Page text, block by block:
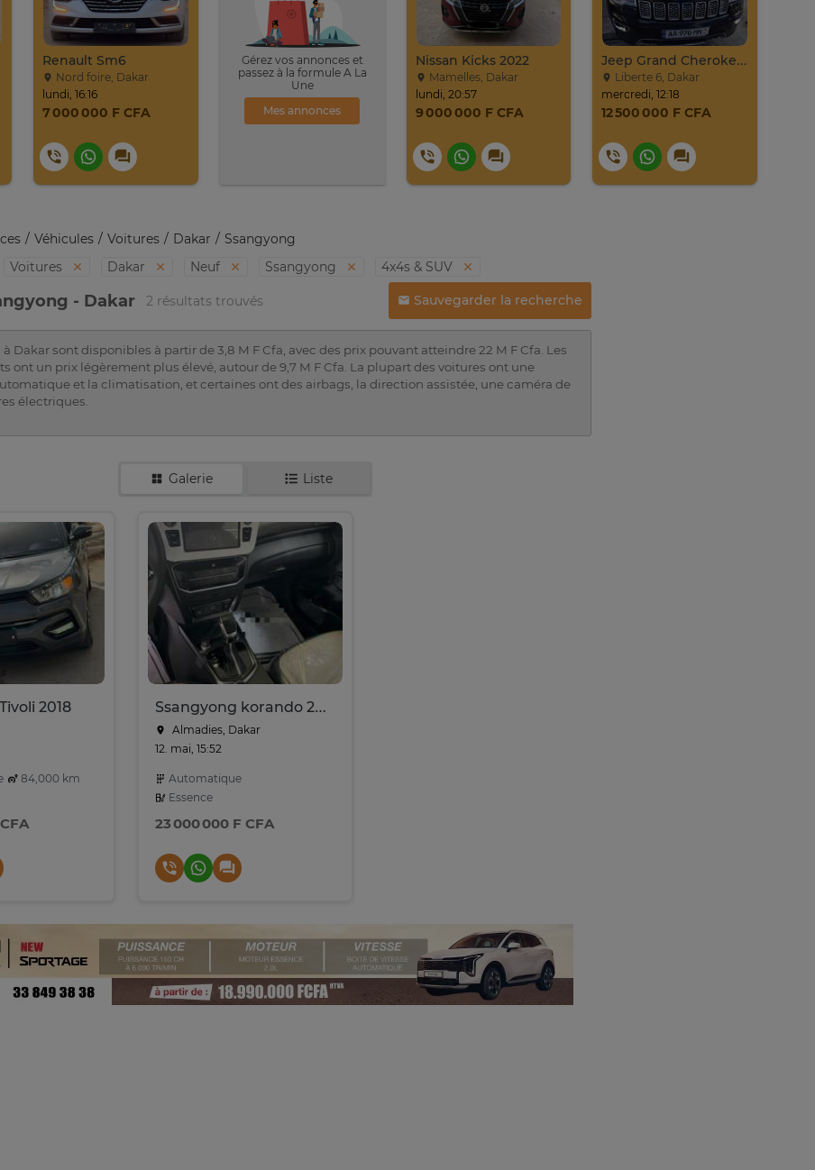
Renault Sm6
Nord foire, Dakar
lundi, 16:16
7 000 000 F CFA
Gérez vos annonces et
passez à la formule A La
Une
Mes annonces
Nissan Kicks 2022
Mamelles, Dakar
lundi, 20:57
9 000 000 F CFA
Jeep Grand Cherokee Overland 2019 À Vendre
Liberte 6, Dakar
mercredi, 12:18
12 500 000 F CFA
Véhicules Voitures Dakar
Ssangyong
Voitures Dakar Neuf Ssangyong 4x4s & SUV
- Dakar 2 résultats trouvés Sauvegarder la recherche
à Dakar sont disponibles à partir de 3,8 M F Cfa, avec des prix pouvant atteindre 22 M F Cfa. Les
ont un prix légèrement plus élevé, autour de 9,7 M F Cfa. La plupart des voitures ont une
et la climatisation, et certaines ont des airbags, la direction assistée, une caméra de
électriques.
Galerie Liste
2018
84,000 km
Ssangyong korando 2025
Almadies, Dakar
12. mai, 15:52
Automatique
Essence
23 000 000 F CFA